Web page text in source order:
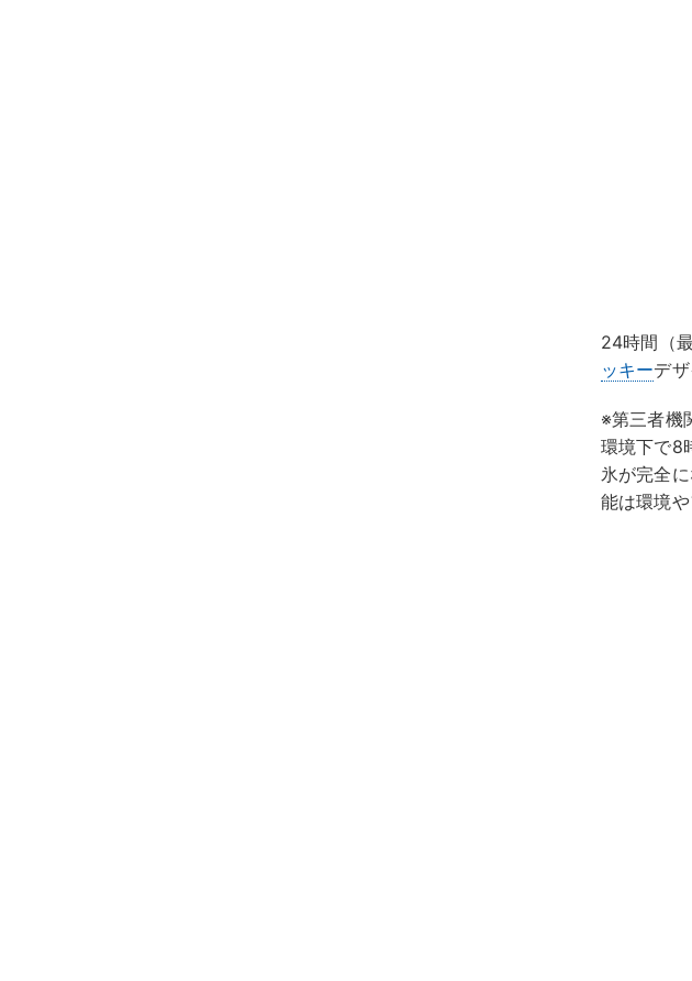
24時間（
ッキーデ
※第三者機
環境下で8
氷が完全
能は環境